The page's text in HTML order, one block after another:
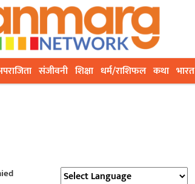
संजीवनी शिक्षा धर्म/राशिफल कथा भारत